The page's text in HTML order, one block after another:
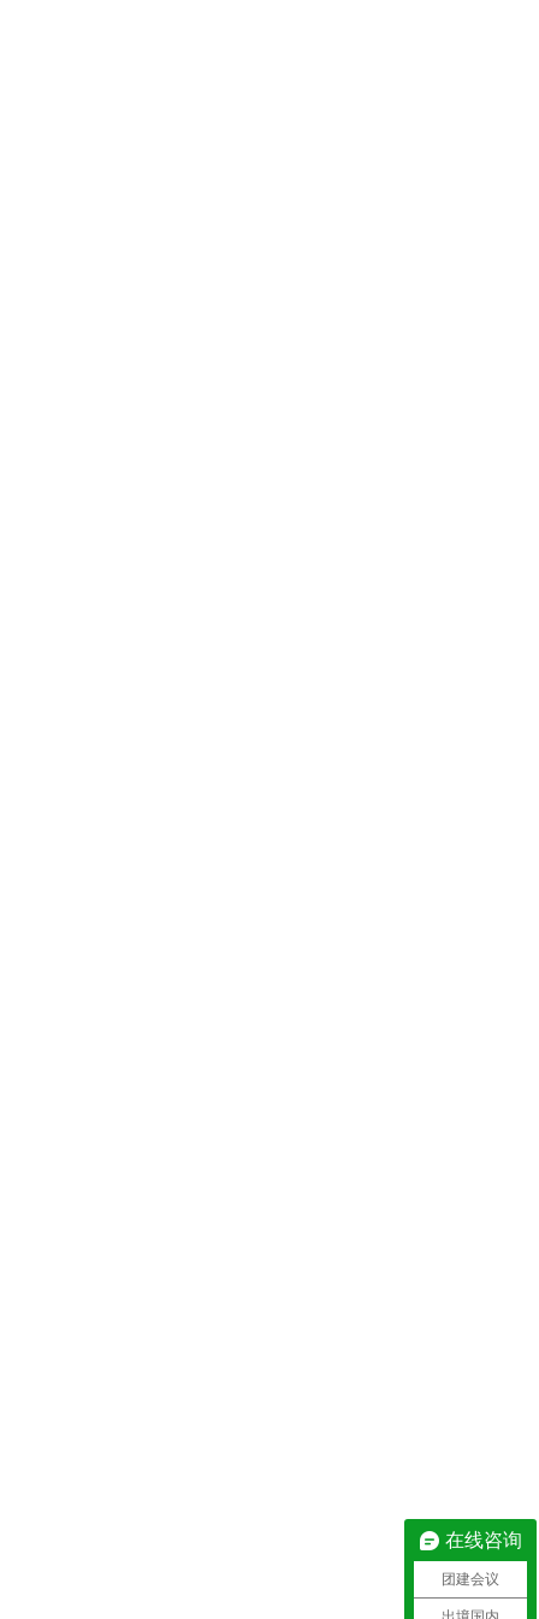
在线咨询
团建会议